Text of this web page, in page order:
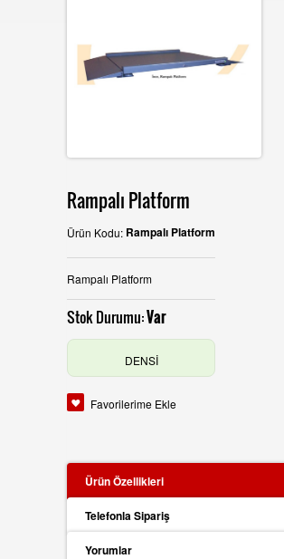
Rampalı Platform
Ürün Kodu: Rampalı Platform
Rampalı Platform
Stok Durumu:Var
DENSİ
Favorilerime Ekle
Ürün Özellikleri
Telefonla Sipariş
Yorumlar